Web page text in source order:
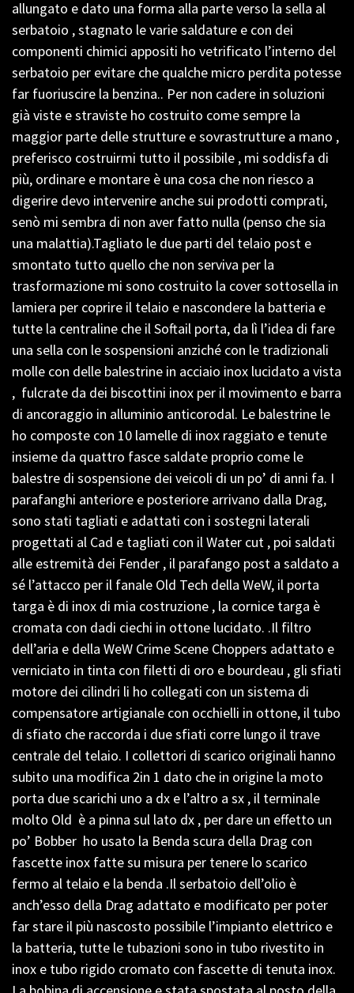
allungato e dato una forma alla parte verso la sella al
serbatoio , stagnato le varie saldature e con dei
componenti chimici appositi ho vetrificato l’interno del
serbatoio per evitare che qualche micro perdita potesse
far fuoriuscire la benzina.. Per non cadere in soluzioni
già viste e straviste ho costruito come sempre la
maggior parte delle strutture e sovrastrutture a mano ,
preferisco costruirmi tutto il possibile , mi soddisfa di
più, ordinare e montare è una cosa che non riesco a
digerire devo intervenire anche sui prodotti comprati,
senò mi sembra di non aver fatto nulla (penso che sia
una malattia).Tagliato le due parti del telaio post e
smontato tutto quello che non serviva per la
trasformazione mi sono costruito la cover sottosella in
lamiera per coprire il telaio e nascondere la batteria e
tutte la centraline che il Softail porta, da lì l’idea di fare
una sella con le sospensioni anziché con le tradizionali
molle con delle balestrine in acciaio inox lucidato a vista
, fulcrate da dei biscottini inox per il movimento e barra
di ancoraggio in alluminio anticorodal. Le balestrine le
ho composte con 10 lamelle di inox raggiato e tenute
insieme da quattro fasce saldate proprio come le
balestre di sospensione dei veicoli di un po’ di anni fa. I
parafanghi anteriore e posteriore arrivano dalla Drag,
sono stati tagliati e adattati con i sostegni laterali
progettati al Cad e tagliati con il Water cut , poi saldati
alle estremità dei Fender , il parafango post a saldato a
sé l’attacco per il fanale Old Tech della WeW, il porta
targa è di inox di mia costruzione , la cornice targa è
cromata con dadi ciechi in ottone lucidato. .Il filtro
dell’aria e della WeW Crime Scene Choppers adattato e
verniciato in tinta con filetti di oro e bourdeau , gli sfiati
motore dei cilindri li ho collegati con un sistema di
compensatore artigianale con occhielli in ottone, il tubo
di sfiato che raccorda i due sfiati corre lungo il trave
centrale del telaio. I collettori di scarico originali hanno
subito una modifica 2in 1 dato che in origine la moto
porta due scarichi uno a dx e l’altro a sx , il terminale
molto Old è a pinna sul lato dx , per dare un effetto un
po’ Bobber ho usato la Benda scura della Drag con
fascette inox fatte su misura per tenere lo scarico
fermo al telaio e la benda .Il serbatoio dell’olio è
anch’esso della Drag adattato e modificato per poter
far stare il più nascosto possibile l’impianto elettrico e
la batteria, tutte le tubazioni sono in tubo rivestito in
inox e tubo rigido cromato con fascette di tenuta inox.